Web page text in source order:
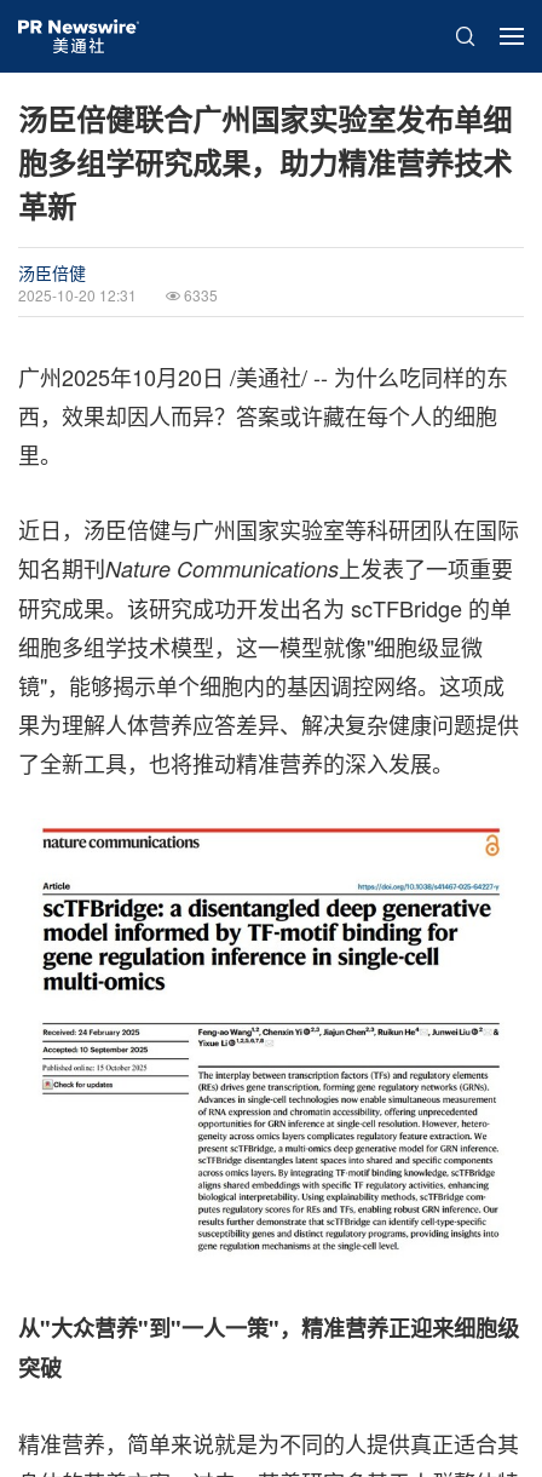
汤臣倍健联合广州国家实验室发布单细
胞多组学研究成果，助力精准营养技术
革新
汤臣倍健
2025-10-20 12:31 6335
广州2025年10月20日 /美通社/ -- 为什么吃同样的东
西，效果却因人而异？答案或许藏在每个人的细胞
里。
近日，汤臣倍健与广州国家实验室等科研团队在国际
知名期刊Nature Communications 上发表了一项重要
研究成果。该研究成功开发出名为 scTFBridge 的单
细胞多组学技术模型，这一模型就像"细胞级显微
镜"，能够揭示单个细胞内的基因调控网络。这项成
果为理解人体营养应答差异、解决复杂健康问题提供
了全新工具，也将推动精准营养的深入发展。
从"大众营养"到"一人一策"，精准营养正迎来细胞级
突破
精准营养，简单来说就是为不同的人提供真正适合其